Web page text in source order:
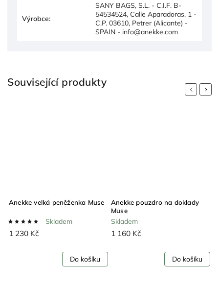
Výrobce:
SANY BAGS, S.L. - C.I.F. B-
54534524, Calle Aparadoras, 1 -
C.P. 03610, Petrer (Alicante) -
SPAIN - info@anekke.com
Související produkty
Previous
Anekke velká peněženka Muse
Skladem
1 230 Kč
Do košíku
Anekke pouzdro na doklady
Muse
Skladem
1 160 Kč
Do košíku
Next